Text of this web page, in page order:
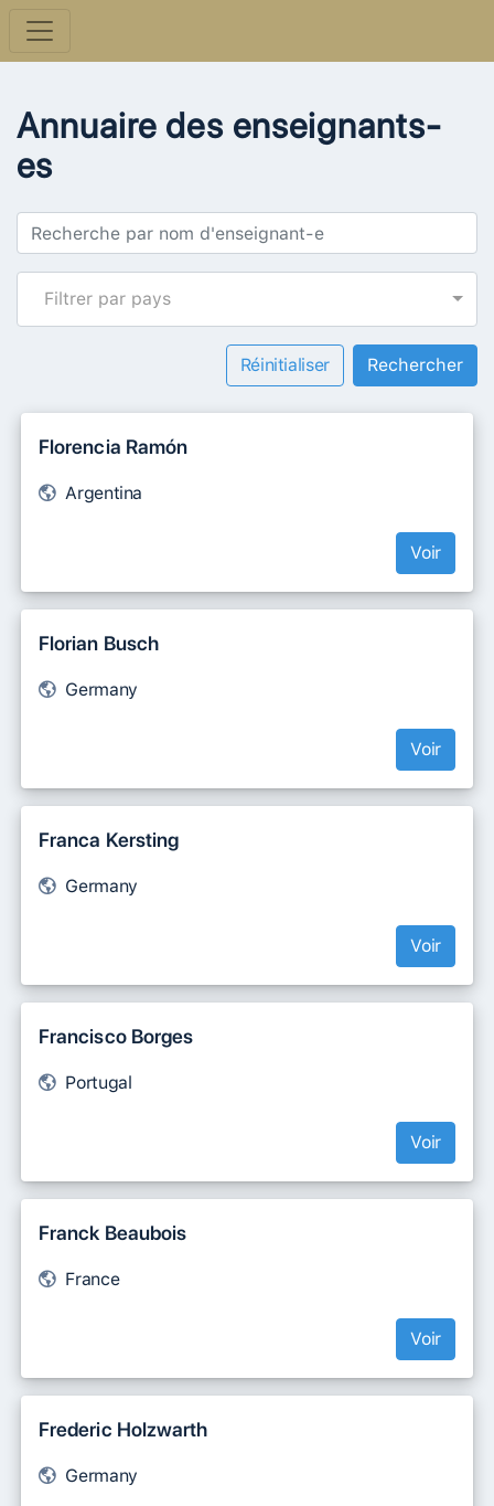
Annuaire des enseignants-
es
Filtrer par pays
Réinitialiser
Florencia Ramón
Argentina
Voir
Florian Busch
Germany
Voir
Franca Kersting
Germany
Voir
Francisco Borges
Portugal
Voir
Franck Beaubois
France
Voir
Frederic Holzwarth
Germany